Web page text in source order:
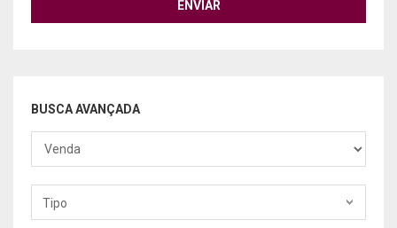
ENVIAR
BUSCA AVANÇADA
Finalidade
Tipo
Tipo